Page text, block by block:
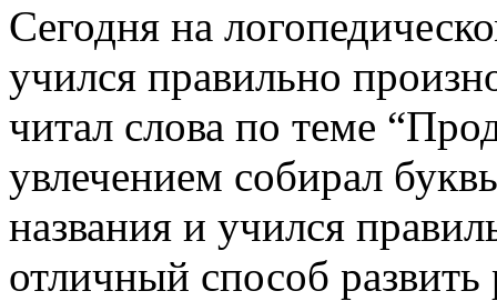
Сегодня на
учился правильно
читал слова по теме
увлечением собирал
названия и учился
отличный способ